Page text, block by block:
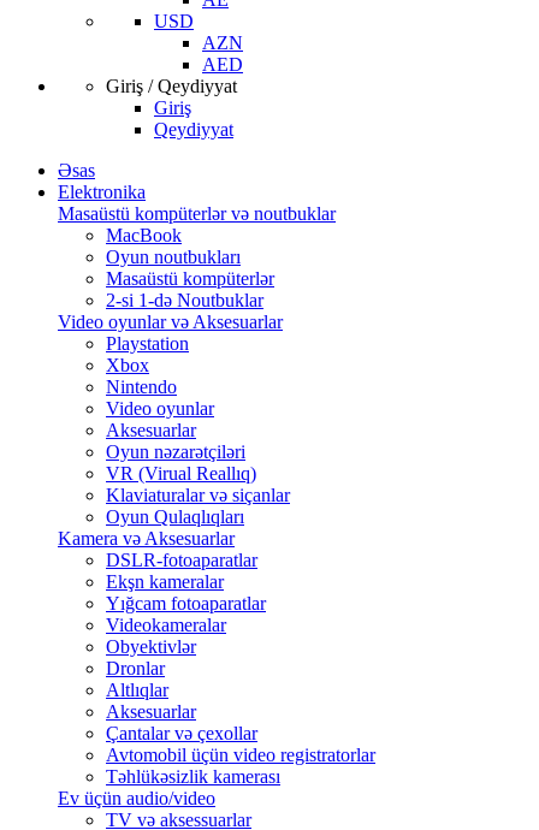
USD
AZN
AED
Giriş / Qeydiyyat
Giriş
Qeydiyyat
Əsas
Elektronika
Masaüstü kompüterlər və noutbuklar
MacBook
Oyun noutbukları
Masaüstü kompüterlər
2-si 1-də Noutbuklar
Video oyunlar və Aksesuarlar
Playstation
Xbox
Nintendo
Video oyunlar
Aksesuarlar
Oyun nəzarətçiləri
VR (Virual Reallıq)
Klaviaturalar və siçanlar
Oyun Qulaqlıqları
Kamera və Aksesuarlar
DSLR-fotoaparatlar
Ekşn kameralar
Yığcam fotoaparatlar
Videokameralar
Obyektivlər
Dronlar
Altlıqlar
Aksesuarlar
Çantalar və çexollar
Avtomobil üçün video registratorlar
Təhlükəsizlik kamerası
Ev üçün audio/video
TV və aksessuarlar